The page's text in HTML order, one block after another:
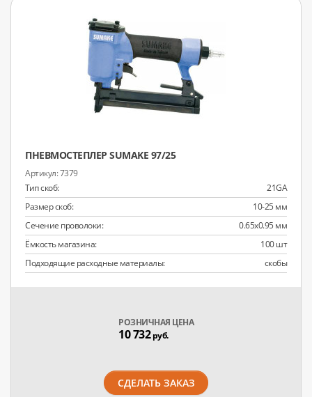
ПНЕВМОСТЕПЛЕР SUMAKE 97/25
7379
Тип скоб:
21GA
Размер скоб:
10-25 мм
Сечение проволоки:
0.65x0.95 мм
Ёмкость магазина:
100 шт
Подходящие расходные материалы:
скобы
РОЗНИЧНАЯ ЦЕНА
10 732руб.
СДЕЛАТЬ ЗАКАЗ